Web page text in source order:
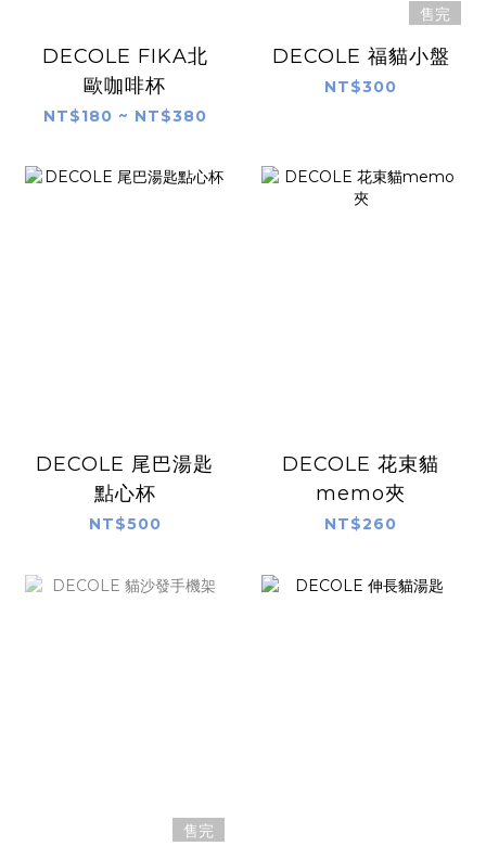
DECOLE FIKA北
歐咖啡杯
NT$180 ~ NT$380
售完
DECOLE 福貓小盤
NT$300
DECOLE 尾巴湯匙
點心杯
NT$500
DECOLE 花束貓
memo夾
NT$260
售完